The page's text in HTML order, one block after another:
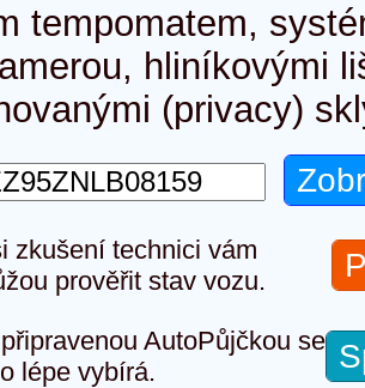
tempomatem,
hliníkovými
(privacy)
zkušení technici vám
prověřit stav vozu.
AutoPůjčkou se
lépe vybírá.